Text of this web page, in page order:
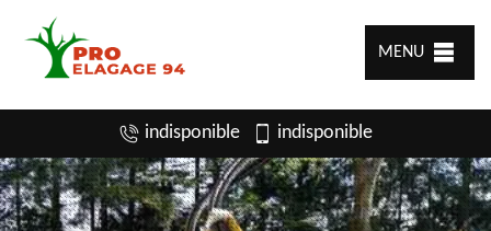
MENU
indisponible indisponible